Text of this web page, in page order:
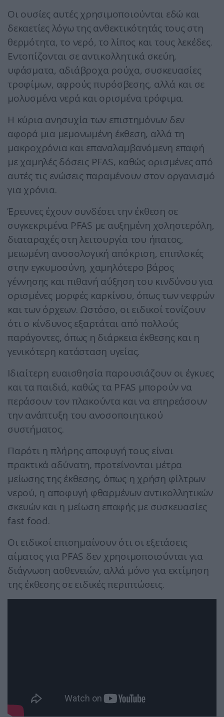
Οι ουσίες αυτές χρησιμοποιούνται εδώ και
δεκαετίες λόγω της ανθεκτικότητάς τους στη
θερμότητα, το νερό, το λίπος και τους λεκέδες.
Εντοπίζονται σε αντικολλητικά σκεύη,
υφάσματα, αδιάβροχα ρούχα, συσκευασίες
τροφίμων, αφρούς πυρόσβεσης, αλλά και σε
μολυσμένα νερά και ορισμένα τρόφιμα.
Η κύρια ανησυχία των επιστημόνων δεν
αφορά μια μεμονωμένη έκθεση, αλλά τη
μακροχρόνια και επαναλαμβανόμενη επαφή
με χαμηλές δόσεις PFAS, καθώς ορισμένες από
αυτές τις ενώσεις παραμένουν στον οργανισμό
για χρόνια.
Έρευνες έχουν συνδέσει την έκθεση σε
συγκεκριμένα PFAS με αυξημένη χοληστερόλη,
διαταραχές στη λειτουργία του ήπατος,
μειωμένη ανοσολογική απόκριση, επιπλοκές
στην εγκυμοσύνη, χαμηλότερο βάρος
γέννησης και πιθανή αύξηση του κινδύνου για
ορισμένες μορφές καρκίνου, όπως των νεφρών
και των όρχεων. Ωστόσο, οι ειδικοί τονίζουν
ότι ο κίνδυνος εξαρτάται από πολλούς
παράγοντες, όπως η διάρκεια έκθεσης και η
γενικότερη κατάσταση υγείας.
Ιδιαίτερη ευαισθησία παρουσιάζουν οι έγκυες
και τα παιδιά, καθώς τα PFAS μπορούν να
περάσουν τον πλακούντα και να επηρεάσουν
την ανάπτυξη του ανοσοποιητικού
συστήματος.
Παρότι η πλήρης αποφυγή τους είναι
πρακτικά αδύνατη, προτείνονται μέτρα
μείωσης της έκθεσης, όπως η χρήση φίλτρων
νερού, η αποφυγή φθαρμένων αντικολλητικών
σκευών και η μείωση επαφής με συσκευασίες
fast food.
Οι ειδικοί επισημαίνουν ότι οι εξετάσεις
αίματος για PFAS δεν χρησιμοποιούνται για
διάγνωση ασθενειών, αλλά μόνο για εκτίμηση
της έκθεσης σε ειδικές περιπτώσεις.